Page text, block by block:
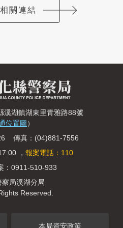
關連結
溪湖鎮湖東里青雅路88號
位置圖）
傳真：(04)881-7556
， 報案電話：110
：0911-510-933
察局溪湖分局
Reserved.
本局資安政策